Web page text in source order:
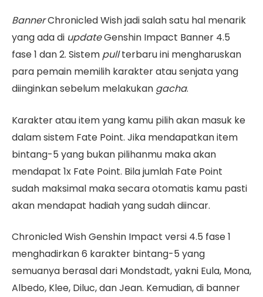
BannerChronicled Wish jadi salah satu hal menarik
yang ada di updateGenshin Impact Banner 4.5
fase 1 dan 2. Sistem pullterbaru ini mengharuskan
para pemain memilih karakter atau senjata yang
diinginkan sebelum melakukan gacha.
Karakter atau item yang kamu pilih akan masuk ke
dalam sistem Fate Point. Jika mendapatkan item
bintang-5 yang bukan pilihanmu maka akan
mendapat 1x Fate Point. Bila jumlah Fate Point
sudah maksimal maka secara otomatis kamu pasti
akan mendapat hadiah yang sudah diincar.
Chronicled Wish Genshin Impact versi 4.5 fase 1
menghadirkan 6 karakter bintang-5 yang
semuanya berasal dari Mondstadt, yakni Eula, Mona,
Albedo, Klee, Diluc, dan Jean. Kemudian, di banner